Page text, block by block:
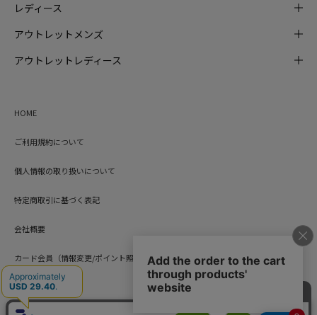
レディース
アウトレットメンズ
アウトレットレディース
HOME
ご利用規約について
個人情報の取り扱いについて
特定商取引に基づく表記
会社概要
カード会員（情報変更/ポイント照会）
お問い合わせ